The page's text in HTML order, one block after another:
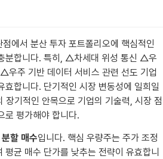
에서 분산 투자 포트폴리오에 핵심적인
분합니다. 특히, △차세대 위성 통신 △우
주 기반 데이터 서비스 관련 선도 기업
효합니다. 단기적인 시장 변동성에 일희일
기적인 안목으로 기업의 기술력, 시장 점
로 평가해야 합니다.
분할 매수입니다. 핵심 우량주는 주가 조정
균 매수 단가를 낮추는 전략이 유효합니